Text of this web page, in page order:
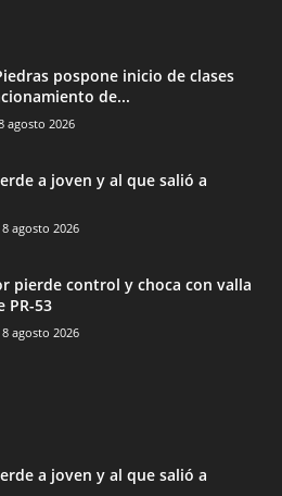
pospone inicio de clases
de...
agosto 2026
a joven y al que salió a
8 agosto 2026
pierde control y choca con valla
PR-53
8 agosto 2026
a joven y al que salió a